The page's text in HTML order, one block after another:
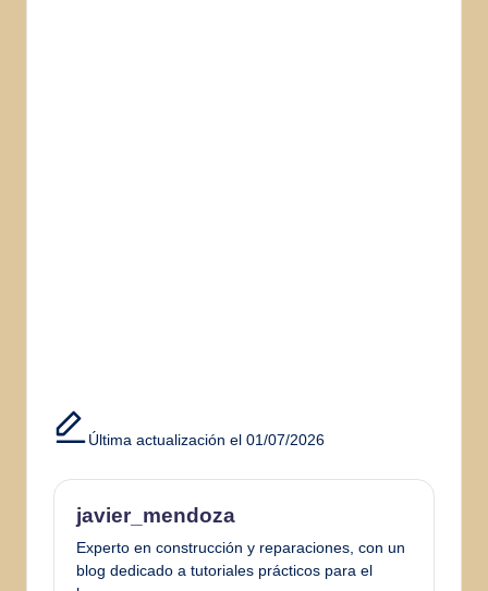
Última actualización el 01/07/2026
javier_mendoza
Experto en construcción y reparaciones, con un
blog dedicado a tutoriales prácticos para el